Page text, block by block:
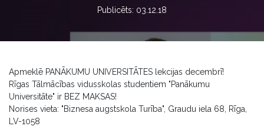
Publicēts: 03.12.18
Apmeklē PANĀKUMU UNIVERSITĀTES lekcijas decembrī!
Rīgas Tālmācības vidusskolas studentiem "Panākumu
Universitāte" ir BEZ MAKSAS!
Norises vieta: "Biznesa augstskola Turība", Graudu iela 68, Rīga,
LV-1058